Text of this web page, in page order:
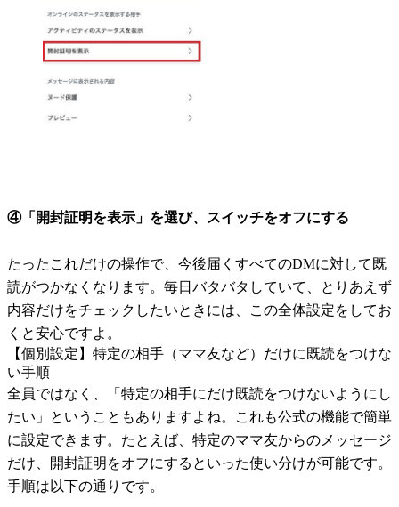
④「開封証明を表示」を選び、スイッチをオフにする
たったこれだけの操作で、今後届くすべてのDMに対して既
読がつかなくなります。毎日バタバタしていて、とりあえず
内容だけをチェックしたいときには、この全体設定をしてお
くと安心ですよ。
【個別設定】特定の相手（ママ友など）だけに既読をつけな
い手順
全員ではなく、「特定の相手にだけ既読をつけないようにし
たい」ということもありますよね。これも公式の機能で簡単
に設定できます。たとえば、特定のママ友からのメッセージ
だけ、開封証明をオフにするといった使い分けが可能です。
手順は以下の通りです。